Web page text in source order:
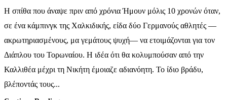
Η σπίθα που άναψε πριν από χρόνια Ήμουν μόλις 10 χρονών όταν,
σε ένα κάμπινγκ της Χαλκιδικής, είδα δύο Γερμανούς αθλητές —
ακρωτηριασμένους, μα γεμάτους ψυχή— να ετοιμάζονται για τον
Διάπλου του Τορωναίου. Η ιδέα ότι θα κολυμπούσαν από την
Καλλιθέα μέχρι τη Νικήτη έμοιαζε αδιανόητη. Το ίδιο βράδυ,
βλέποντάς τους...